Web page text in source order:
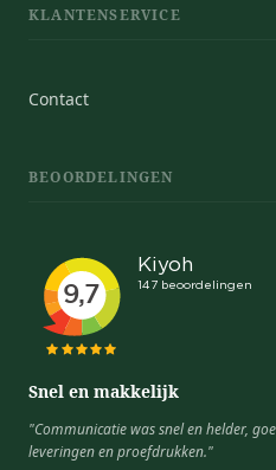
KLANTENSERVICE
Contact
BEOORDELINGEN
Snel en makkelijk
"Communicatie was snel en helder,
leveringen en proefdrukken."